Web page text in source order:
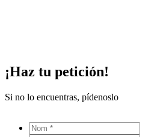
¡Haz tu petición!
Si no lo encuentras, pídenoslo